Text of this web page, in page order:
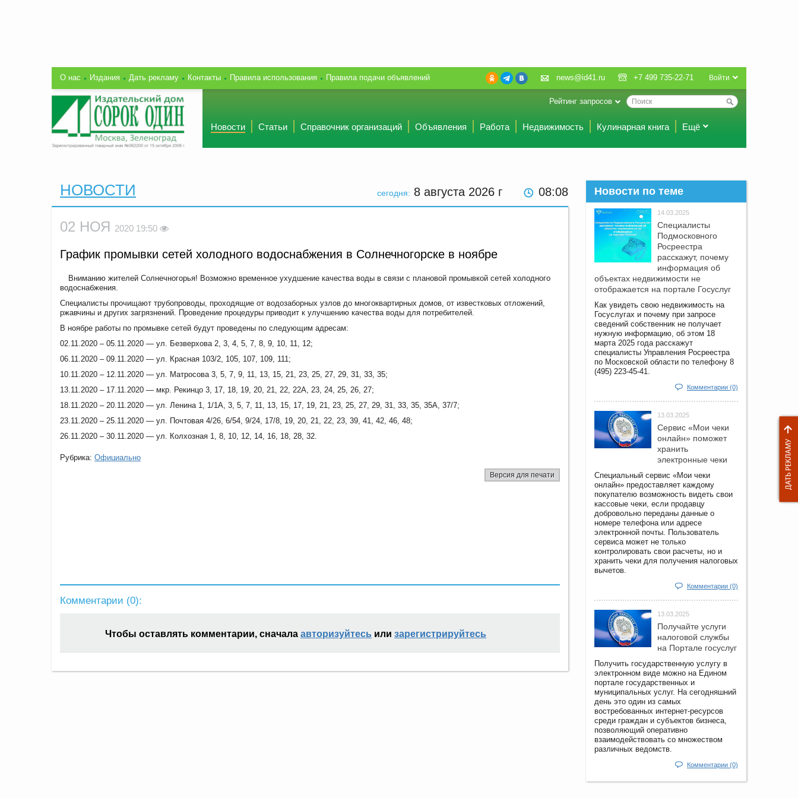
О нас Издания Дать рекламу Контакты Правила использования Правила подачи объявлений Войти
news@id41.ru +7 499 735-22-71
Рейтинг запросов
Новости Статьи Справочник организаций Объявления Работа Недвижимость Кулинарная книга Ещё
сегодня: 8 августа 2026 г 08:08
НОВОСТИ
02 НОЯ 2020 19:50
График промывки сетей холодного водоснабжения в Солнечногорске в ноябре
Вниманию жителей Солнечногорья! Возможно временное ухудшение качества воды в связи с плановой промывкой сетей холодного
водоснабжения.
Специалисты прочищают трубопроводы, проходящие от водозаборных узлов до многоквартирных домов, от известковых отложений,
ржавчины и других загрязнений. Проведение процедуры приводит к улучшению качества воды для потребителей.
В ноябре работы по промывке сетей будут проведены по следующим адресам:
02.11.2020 – 05.11.2020 — ул. Безверхова 2, 3, 4, 5, 7, 8, 9, 10, 11, 12;
06.11.2020 – 09.11.2020 — ул. Красная 103/2, 105, 107, 109, 111;
10.11.2020 – 12.11.2020 — ул. Матросова 3, 5, 7, 9, 11, 13, 15, 21, 23, 25, 27, 29, 31, 33, 35;
13.11.2020 – 17.11.2020 — мкр. Рекинцо 3, 17, 18, 19, 20, 21, 22, 22А, 23, 24, 25, 26, 27;
18.11.2020 – 20.11.2020 — ул. Ленина 1, 1/1А, 3, 5, 7, 11, 13, 15, 17, 19, 21, 23, 25, 27, 29, 31, 33, 35, 35А, 37/7;
23.11.2020 – 25.11.2020 — ул. Почтовая 4/26, 6/54, 9/24, 17/8, 19, 20, 21, 22, 23, 39, 41, 42, 46, 48;
26.11.2020 – 30.11.2020 — ул. Колхозная 1, 8, 10, 12, 14, 16, 18, 28, 32.
Рубрика: Официально
Версия для печати
Комментарии (0):
Чтобы оставлять комментарии, сначала авторизуйтесь или зарегистрируйтесь
Новости по теме
14.03.2025
Специалисты
Подмосковного
Росреестра
расскажут, почему
информация об
объектах недвижимости не
отображается на портале Госуслуг
Как увидеть свою недвижимость на
Госуслугах и почему при запросе
сведений собственник не получает
нужную информацию, об этом 18
марта 2025 года расскажут
специалисты Управления Росреестра
по Московской области по телефону 8
(495) 223-45-41.
Комментарии (0)
13.03.2025
Сервис «Мои чеки
онлайн» поможет
хранить
электронные чеки
Специальный сервис «Мои чеки
онлайн» предоставляет каждому
покупателю возможность видеть свои
кассовые чеки, если продавцу
добровольно переданы данные о
номере телефона или адресе
электронной почты. Пользователь
сервиса может не только
контролировать свои расчеты, но и
хранить чеки для получения налоговых
вычетов.
Комментарии (0)
13.03.2025
Получайте услуги
налоговой службы
на Портале госyслуг
Получить государственную услугу в
электронном виде можно на Едином
портале государственных и
муниципальных услуг. На сегодняшний
день это один из самых
востребованных интернет-ресурсов
среди граждан и субъектов бизнеса,
позволяющий оперативно
взаимодействовать со множеством
различных ведомств.
Комментарии (0)